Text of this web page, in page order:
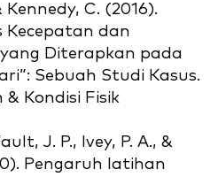
Kennedy, C. (2016).
Kecepatan dan
Diterapkan pada
Sebuah Studi Kasus.
Kondisi Fisik
J. P., Ivey, P. A., &
Pengaruh latihan